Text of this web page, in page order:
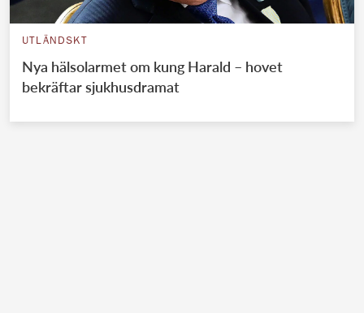
UTLÄNDSKT
Nya hälsolarmet om kung Harald – hovet
bekräftar sjukhusdramat